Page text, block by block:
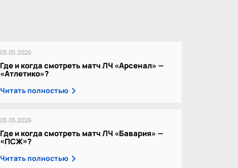
05.05.2026
Где и когда смотреть матч ЛЧ «Арсенал» —
«Атлетико»?
Читать полностью
05.05.2026
Где и когда смотреть матч ЛЧ «Бавария» —
«ПСЖ»?
Читать полностью